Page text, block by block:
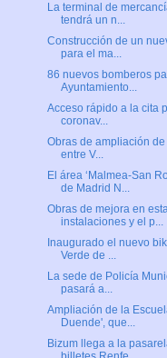
La terminal de
tendrá un n...
Construcción de un
para el ma...
86 nuevos bomberos
Ayuntamiento...
Acceso rápido a la cita
coronav...
Obras de ampliación
entre V...
El área ‘Malmea-San
de Madrid N...
Obras de mejora en
instalaciones y el p...
Inaugurado el nuevo
Verde de ...
La sede de Policía
pasará a...
Ampliación de la
Duende', que...
Bizum llega a la